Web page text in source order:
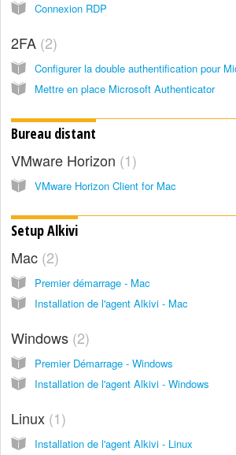
Connexion RDP
2FA 2
Configurer la double authentification pour
Mettre en place Microsoft Authenticator
Bureau distant
VMware Horizon 1
VMware Horizon Client for Mac
Setup Alkivi
Mac 2
Premier démarrage - Mac
Installation de l'agent Alkivi - Mac
Windows 2
Premier Démarrage - Windows
Installation de l'agent Alkivi - Windows
Linux 1
Installation de l'agent Alkivi - Linux